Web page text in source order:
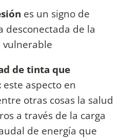
es un signo de
desconectada de la
vulnerable
de tinta que
este aspecto en
otras cosas la salud
a través de la carga
de energía que